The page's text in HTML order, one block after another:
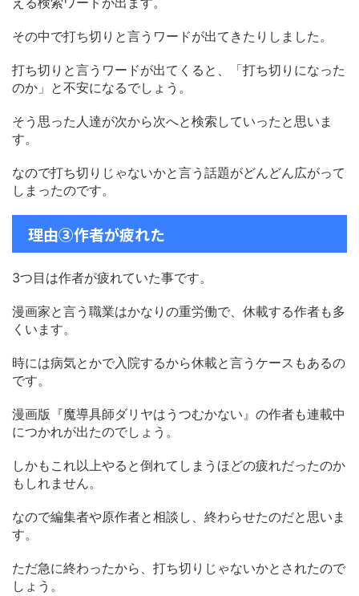
その中で打ち切りと言うワードが出てきたりしました。
打ち切りと言うワードが出てくると、「打ち切りになった
のか」と不安になるでしょう。
そう思った人達が次から次へと検索していったと思いま
す。
なので打ち切りじゃないかと言う話題がどんどん広がって
しまったのです。
理由③作者が疲れた
3つ目は作者が疲れていた事です。
漫画家と言う職業はかなりの重労働で、休載する作者も多
くいます。
時には病気とかで入院するから休載と言うケースもあるの
です。
漫画版『魔導具師ダリヤはうつむかない』の作者も連載中
につかれが出たのでしょう。
しかもこれ以上やると倒れてしまうほどの疲れだったのか
もしれません。
なので編集者や原作者と相談し、終わらせたのだと思いま
す。
ただ急に終わったから、打ち切りじゃないかとされたので
しょう。